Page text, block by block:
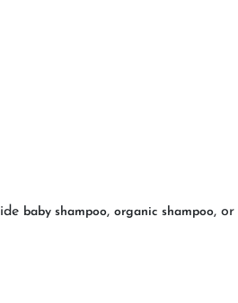
baby shampoo, organic shampoo, or